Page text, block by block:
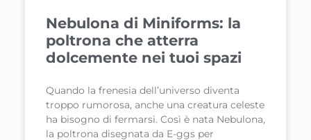
Nebulona di Miniforms: la
poltrona che atterra
dolcemente nei tuoi spazi
Quando la frenesia dell’universo diventa
troppo rumorosa, anche una creatura celeste
ha bisogno di fermarsi. Così è nata Nebulona,
la poltrona disegnata da E-ggs per